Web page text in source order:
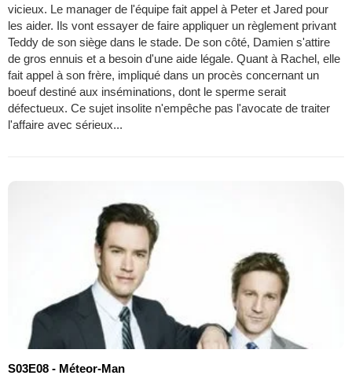
vicieux. Le manager de l'équipe fait appel à Peter et Jared pour
les aider. Ils vont essayer de faire appliquer un règlement privant
Teddy de son siège dans le stade. De son côté, Damien s'attire
de gros ennuis et a besoin d'une aide légale. Quant à Rachel, elle
fait appel à son frère, impliqué dans un procès concernant un
boeuf destiné aux inséminations, dont le sperme serait
défectueux. Ce sujet insolite n'empêche pas l'avocate de traiter
l'affaire avec sérieux...
S03E08 - Méteor-Man